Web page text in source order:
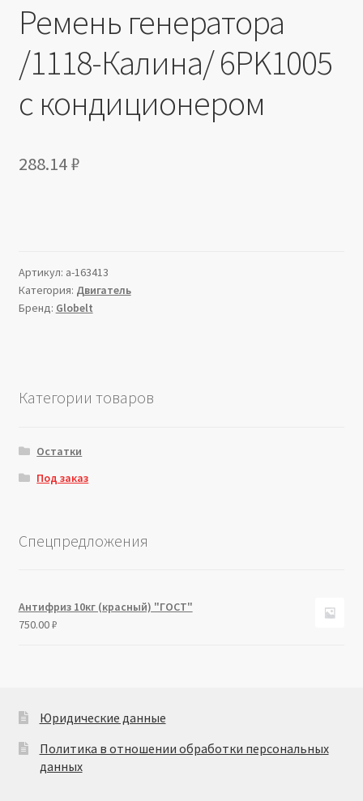
Ремень генератора
/1118-Калина/ 6PK1005
с кондиционером
288.14₽
Артикул: a-163413
Категория: Двигатель
Бренд: Globelt
Категории товаров
Остатки
Под заказ
Спецпредложения
Антифриз 10кг (красный) "ГОСТ"
750.00₽
Юридические данные
Политика в отношении обработки персональных
данных